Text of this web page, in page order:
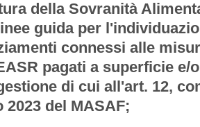
della Sovranità
guida per
connessi alle
pagati a superficie e/
di cui all'art. 12,
2023 del MASAF;